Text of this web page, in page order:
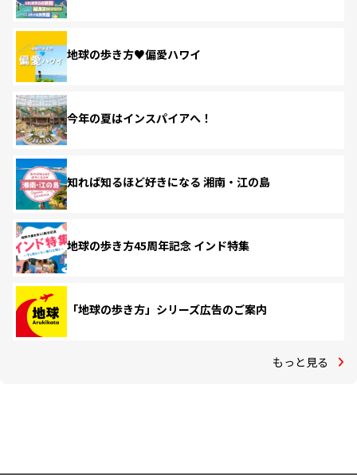
地球の歩き方♥偏愛ハワイ
今年の夏はインスパイアへ！
知れば知るほど好きになる 湘南・江の島
地球の歩き方45周年記念 インド特集
「地球の歩き方」シリーズ広告のご案内
もっと見る